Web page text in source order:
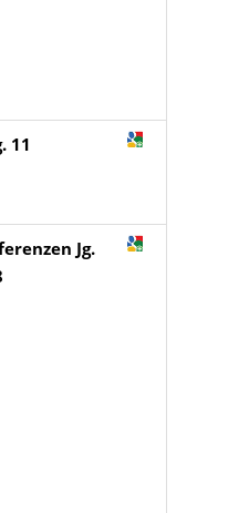
11
Jg.